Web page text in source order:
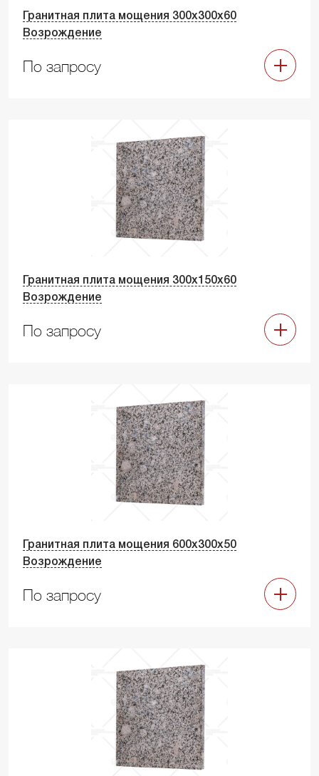
Гранитная плита мощения 300х300х60
Возрождение
По запросу
Гранитная плита мощения 300х150х60
Возрождение
По запросу
Гранитная плита мощения 600х300х50
Возрождение
По запросу